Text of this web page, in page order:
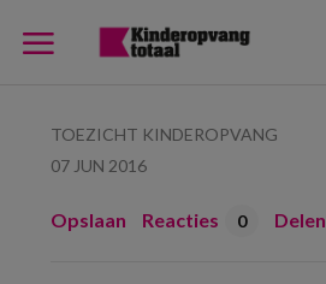
TOEZICHT KINDEROPVANG
07 JUN 2016
Opslaan Reacties 0 Delen